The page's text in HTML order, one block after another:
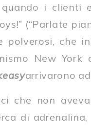
quando i
(“Parlate
polverosi, che
New
arrivarono
che non
di